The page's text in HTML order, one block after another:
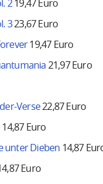
219,47 Euro
323,67 Euro
19,47 Euro
21,97 Euro
Verse22,87 Euro
14,87 Euro
unter Dieben 14,87
Euro